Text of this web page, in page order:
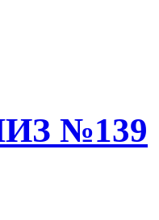
№139